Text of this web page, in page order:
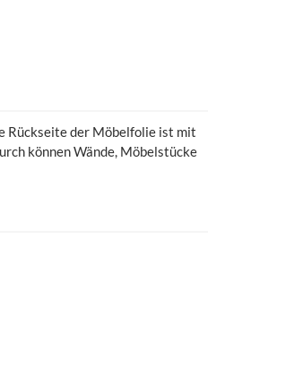
Rückseite der Möbelfolie ist mit
können Wände, Möbelstücke